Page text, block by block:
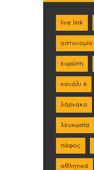
live link
αστυνομία
ευρώπη
κανάλι 6
λάρνακα
λευκωσία
πάφος
αθλητικά